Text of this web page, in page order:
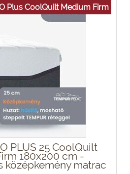
Plus CoolQuilt Medium Firm
PLUS 25 CoolQuilt
180x200 cm -
középkemény matrac